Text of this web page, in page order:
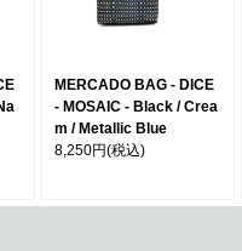
MERCADO BAG - DICE
- MOSAIC - Black / Crea
m / Metallic Blue
8,250円(税込)